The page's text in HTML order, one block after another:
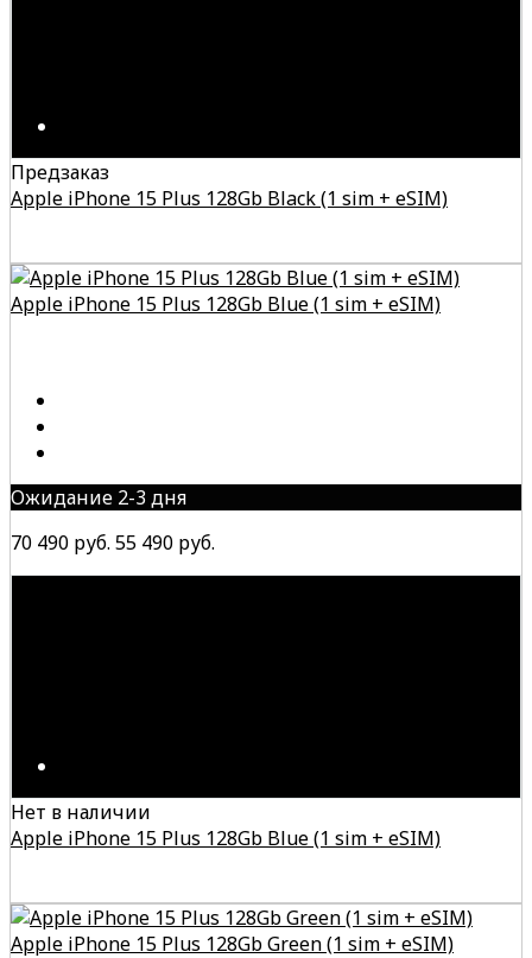
Предзаказ
Apple iPhone 15 Plus 128Gb Black (1 sim + eSIM)
Apple iPhone 15 Plus 128Gb Blue (1 sim + eSIM)
Ожидание 2-3 дня
70 490 руб. 55 490 руб.
Нет в наличии
Apple iPhone 15 Plus 128Gb Blue (1 sim + eSIM)
Apple iPhone 15 Plus 128Gb Green (1 sim + eSIM)